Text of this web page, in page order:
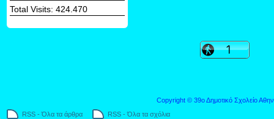
Total Visits: 424.470
Copyright © 39ο Δημοτικό Σχολείο
RSS - Όλα τα άρθρα
RSS - Όλα τα σχόλια